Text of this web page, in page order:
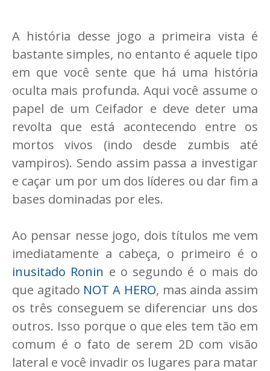
A história desse jogo a primeira vista é
bastante simples, no entanto é aquele tipo
em que você sente que há uma história
oculta mais profunda. Aqui você assume o
papel de um Ceifador e deve deter uma
revolta que está acontecendo entre os
mortos vivos (indo desde zumbis até
vampiros). Sendo assim passa a investigar
e caçar um por um dos líderes ou dar fim a
bases dominadas por eles.
Ao pensar nesse jogo, dois títulos me vem
imediatamente a cabeça, o primeiro é o
inusitado Ronin e o segundo é o mais do
que agitado NOT A HERO, mas ainda assim
os três conseguem se diferenciar uns dos
outros. Isso porque o que eles tem tão em
comum é o fato de serem 2D com visão
lateral e você invadir os lugares para matar